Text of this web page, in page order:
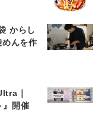
からし
んを作
｜
開催